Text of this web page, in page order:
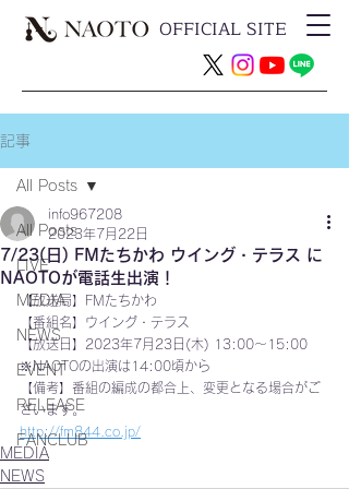
OFFICIAL SITE
記事
All Posts
LIVE
MEDIA
NEWS
EVENT
RELEASE
FANCLUB
All Posts
7/23(日) FMたちかわ ウイング・テラス に
NAOTOが電話生出演！
info967208
2023年7月22日
【放送局】FMたちかわ
【番組名】ウイング・テラス
【放送日】2023年7月23日(木) 13:00～15:00
※NAOTOの出演は14:00頃から
【備考】番組の編成の都合上、変更となる場合がご
ざいます。
http://fm844.co.jp/
MEDIA
NEWS